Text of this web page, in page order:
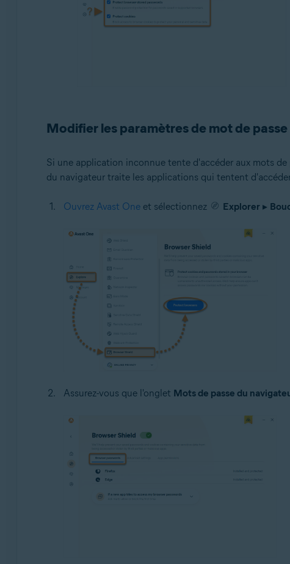
Modifier les paramètres de mot de
Si une application inconnue tente d'accéder aux mots
du navigateur traite les applications qui tentent
Ouvrez Avast Oneet sélectionnez Explorer ▸
Assurez-vous que l'onglet Mots de passe du